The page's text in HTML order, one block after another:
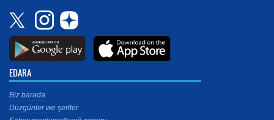
EDARA
Biz barada
Düzgünler we şertler